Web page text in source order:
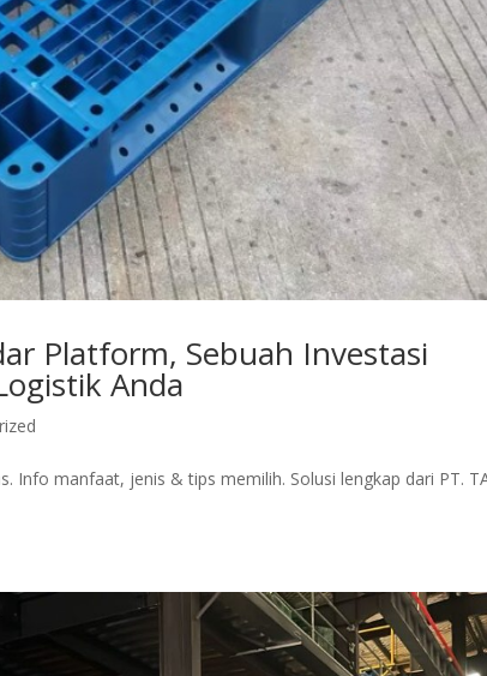
Platform, Sebuah Investasi
Anda
Info manfaat, jenis & tips memilih. Solusi lengkap dari PT.